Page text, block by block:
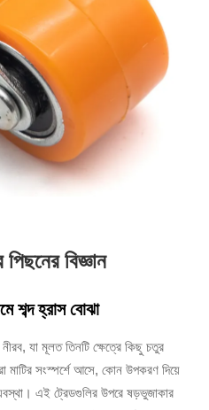
পিছনের বিজ্ঞান
শব্দ হ্রাস বোঝা
যা মূলত তিনটি ক্ষেত্রে কিছু চতুর
মাটির সংস্পর্শে আসে, কোন উপকরণ দিয়ে
এই ট্রেডগুলির উপরে ষড়ভুজাকার